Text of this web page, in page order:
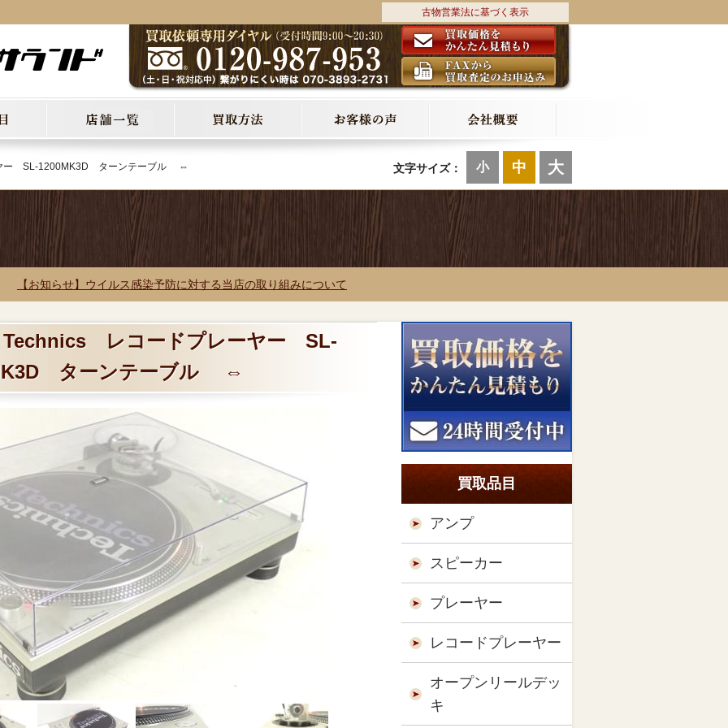
古物営業法に基づく表示
文字サイズ： 小 中 大
ー SL-1200MK3D ターンテーブル ⇔
【お知らせ】ウイルス感染予防に対する当店の取り組みについて
Technics レコードプレーヤー SL-
ターンテーブル ⇔
買取品目
アンプ
スピーカー
プレーヤー
レコードプレーヤー
オープンリールデッ
キ